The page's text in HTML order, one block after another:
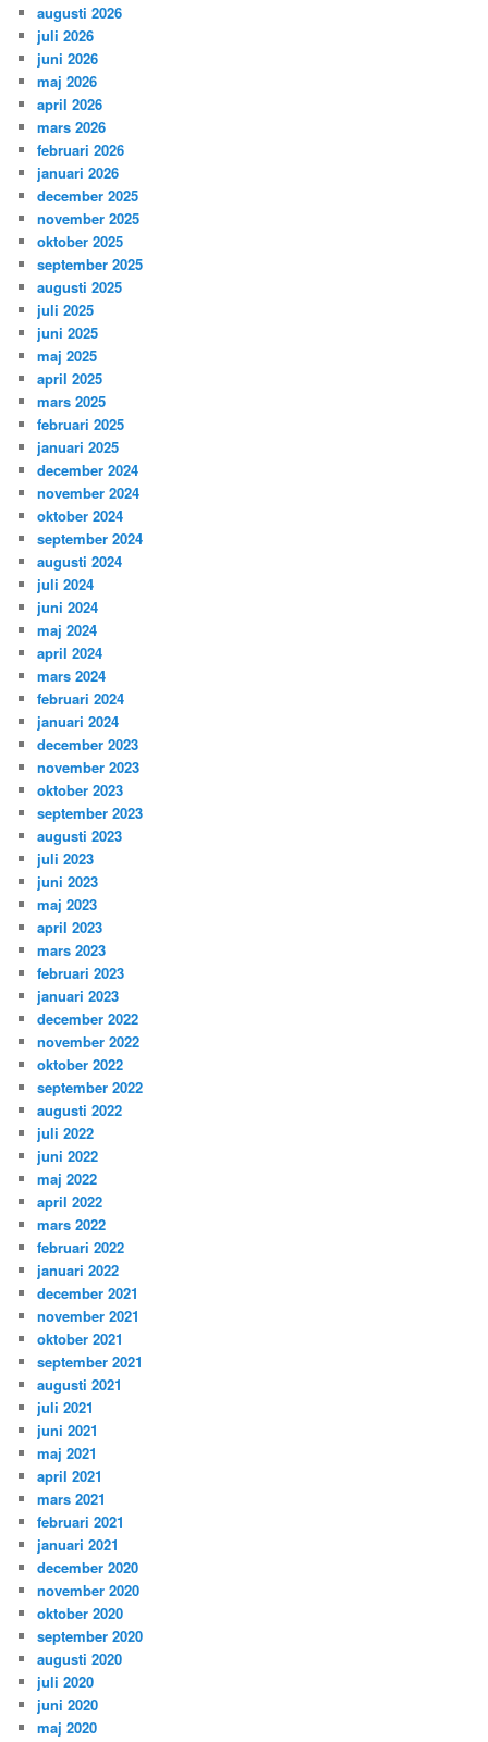
augusti 2026
juli 2026
juni 2026
maj 2026
april 2026
mars 2026
februari 2026
januari 2026
december 2025
november 2025
oktober 2025
september 2025
augusti 2025
juli 2025
juni 2025
maj 2025
april 2025
mars 2025
februari 2025
januari 2025
december 2024
november 2024
oktober 2024
september 2024
augusti 2024
juli 2024
juni 2024
maj 2024
april 2024
mars 2024
februari 2024
januari 2024
december 2023
november 2023
oktober 2023
september 2023
augusti 2023
juli 2023
juni 2023
maj 2023
april 2023
mars 2023
februari 2023
januari 2023
december 2022
november 2022
oktober 2022
september 2022
augusti 2022
juli 2022
juni 2022
maj 2022
april 2022
mars 2022
februari 2022
januari 2022
december 2021
november 2021
oktober 2021
september 2021
augusti 2021
juli 2021
juni 2021
maj 2021
april 2021
mars 2021
februari 2021
januari 2021
december 2020
november 2020
oktober 2020
september 2020
augusti 2020
juli 2020
juni 2020
maj 2020